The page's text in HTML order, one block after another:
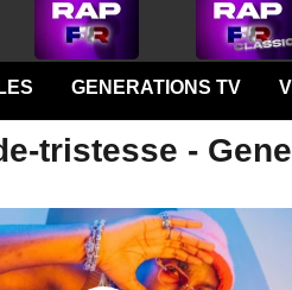
GENERATIONS TV
tristesse -